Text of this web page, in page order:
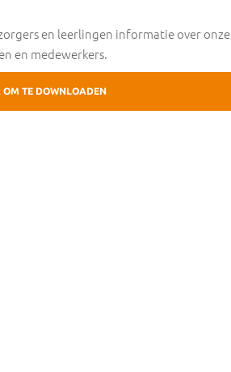
en leerlingen informatie over onze
en medewerkers.
OM TE DOWNLOADEN